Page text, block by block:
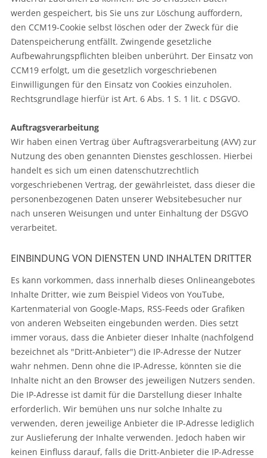
werden gespeichert, bis Sie uns zur Löschung auffordern,
den CCM19-Cookie selbst löschen oder der Zweck für die
Datenspeicherung entfällt. Zwingende gesetzliche
Aufbewahrungspflichten bleiben unberührt. Der Einsatz von
CCM19 erfolgt, um die gesetzlich vorgeschriebenen
Einwilligungen für den Einsatz von Cookies einzuholen.
Rechtsgrundlage hierfür ist Art. 6 Abs. 1 S. 1 lit. c DSGVO.
Auftragsverarbeitung
Wir haben einen Vertrag über Auftragsverarbeitung (AVV) zur
Nutzung des oben genannten Dienstes geschlossen. Hierbei
handelt es sich um einen datenschutzrechtlich
vorgeschriebenen Vertrag, der gewährleistet, dass dieser die
personenbezogenen Daten unserer Websitebesucher nur
nach unseren Weisungen und unter Einhaltung der DSGVO
verarbeitet.
EINBINDUNG VON DIENSTEN UND INHALTEN DRITTER
Es kann vorkommen, dass innerhalb dieses Onlineangebotes
Inhalte Dritter, wie zum Beispiel Videos von YouTube,
Kartenmaterial von Google-Maps, RSS-Feeds oder Grafiken
von anderen Webseiten eingebunden werden. Dies setzt
immer voraus, dass die Anbieter dieser Inhalte (nachfolgend
bezeichnet als "Dritt-Anbieter") die IP-Adresse der Nutzer
wahr nehmen. Denn ohne die IP-Adresse, könnten sie die
Inhalte nicht an den Browser des jeweiligen Nutzers senden.
Die IP-Adresse ist damit für die Darstellung dieser Inhalte
erforderlich. Wir bemühen uns nur solche Inhalte zu
verwenden, deren jeweilige Anbieter die IP-Adresse lediglich
zur Auslieferung der Inhalte verwenden. Jedoch haben wir
keinen Einfluss darauf, falls die Dritt-Anbieter die IP-Adresse